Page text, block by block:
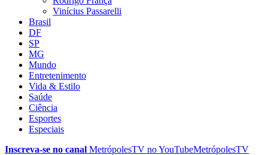
Vinícius Passarelli
Brasil
DF
SP
MG
Mundo
Entretenimento
Vida & Estilo
Saúde
Ciência
Esportes
Especiais
Inscreva-se no canal MetrópolesTV noYouTubeMetrópolesTV